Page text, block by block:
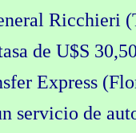
Ricchieri
de U$S
Express
servicio de